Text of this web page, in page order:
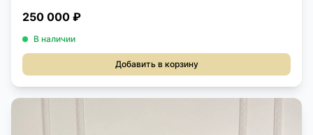
250 000 ₽
В наличии
Добавить в корзину